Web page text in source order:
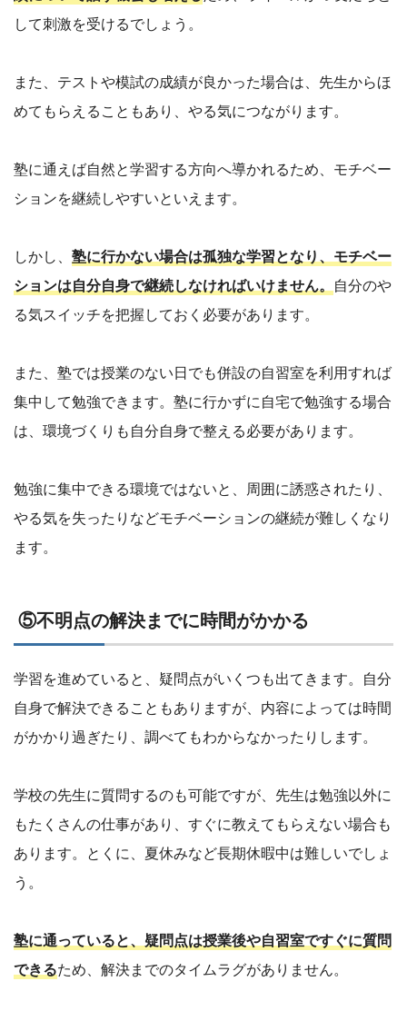
して刺激を受けるでしょう。
また、テストや模試の成績が良かった場合は、先生からほ
めてもらえることもあり、やる気につながります。
塾に通えば自然と学習する方向へ導かれるため、モチベー
ションを継続しやすいといえます。
しかし、 塾に行かない場合は孤独な学習となり、モチベー
ションは自分自身で継続しなければいけません。 自分のや
る気スイッチを把握しておく必要があります。
また、塾では授業のない日でも併設の自習室を利用すれば
集中して勉強できます。塾に行かずに自宅で勉強する場合
は、環境づくりも自分自身で整える必要があります。
勉強に集中できる環境ではないと、周囲に誘惑されたり、
やる気を失ったりなどモチベーションの継続が難しくなり
ます。
⑤不明点の解決までに時間がかかる
学習を進めていると、疑問点がいくつも出てきます。自分
自身で解決できることもありますが、内容によっては時間
がかかり過ぎたり、調べてもわからなかったりします。
学校の先生に質問するのも可能ですが、先生は勉強以外に
もたくさんの仕事があり、すぐに教えてもらえない場合も
あります。とくに、夏休みなど長期休暇中は難しいでしょ
う。
塾に通っていると、疑問点は授業後や自習室ですぐに質問
できるため、解決までのタイムラグがありません。